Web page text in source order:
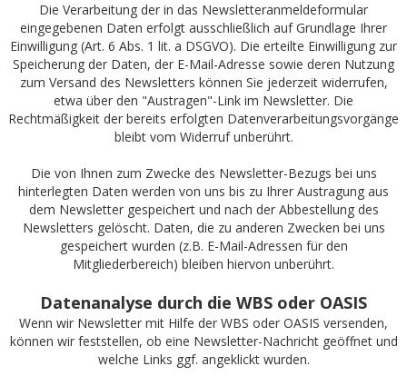
Die Verarbeitung der in das Newsletteranmeldeformular
eingegebenen Daten erfolgt ausschließlich auf Grundlage Ihrer
Einwilligung (Art. 6 Abs. 1 lit. a DSGVO). Die erteilte Einwilligung zur
Speicherung der Daten, der E-Mail-Adresse sowie deren Nutzung
zum Versand des Newsletters können Sie jederzeit widerrufen,
etwa über den "Austragen"-Link im Newsletter. Die
Rechtmäßigkeit der bereits erfolgten Datenverarbeitungsvorgänge
bleibt vom Widerruf unberührt.
Die von Ihnen zum Zwecke des Newsletter-Bezugs bei uns
hinterlegten Daten werden von uns bis zu Ihrer Austragung aus
dem Newsletter gespeichert und nach der Abbestellung des
Newsletters gelöscht. Daten, die zu anderen Zwecken bei uns
gespeichert wurden (z.B. E-Mail-Adressen für den
Mitgliederbereich) bleiben hiervon unberührt.
Datenanalyse durch die WBS oder OASIS
Wenn wir Newsletter mit Hilfe der WBS oder OASIS versenden,
können wir feststellen, ob eine Newsletter-Nachricht geöffnet und
welche Links ggf. angeklickt wurden.